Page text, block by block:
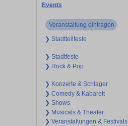
Events
Veranstaltung eintragen
❯ Stadtteilfeste
❯ Stadtfeste
❯ Rock & Pop
❯ Konzerte & Schlager
❯ Comedy & Kabarett
❯ Shows
❯ Musicals & Theater
❯ Veranstaltungen & Festivals